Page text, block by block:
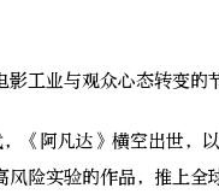
工业与观众心态转变的节
阿凡达》横空出世，
风险实验的作品，推上